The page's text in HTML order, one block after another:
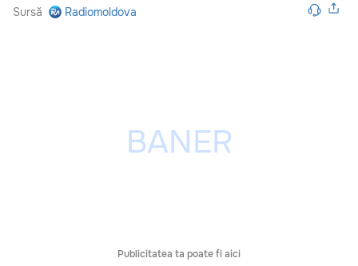
Sursă Radiomoldova
Publicitatea ta poate fi aici